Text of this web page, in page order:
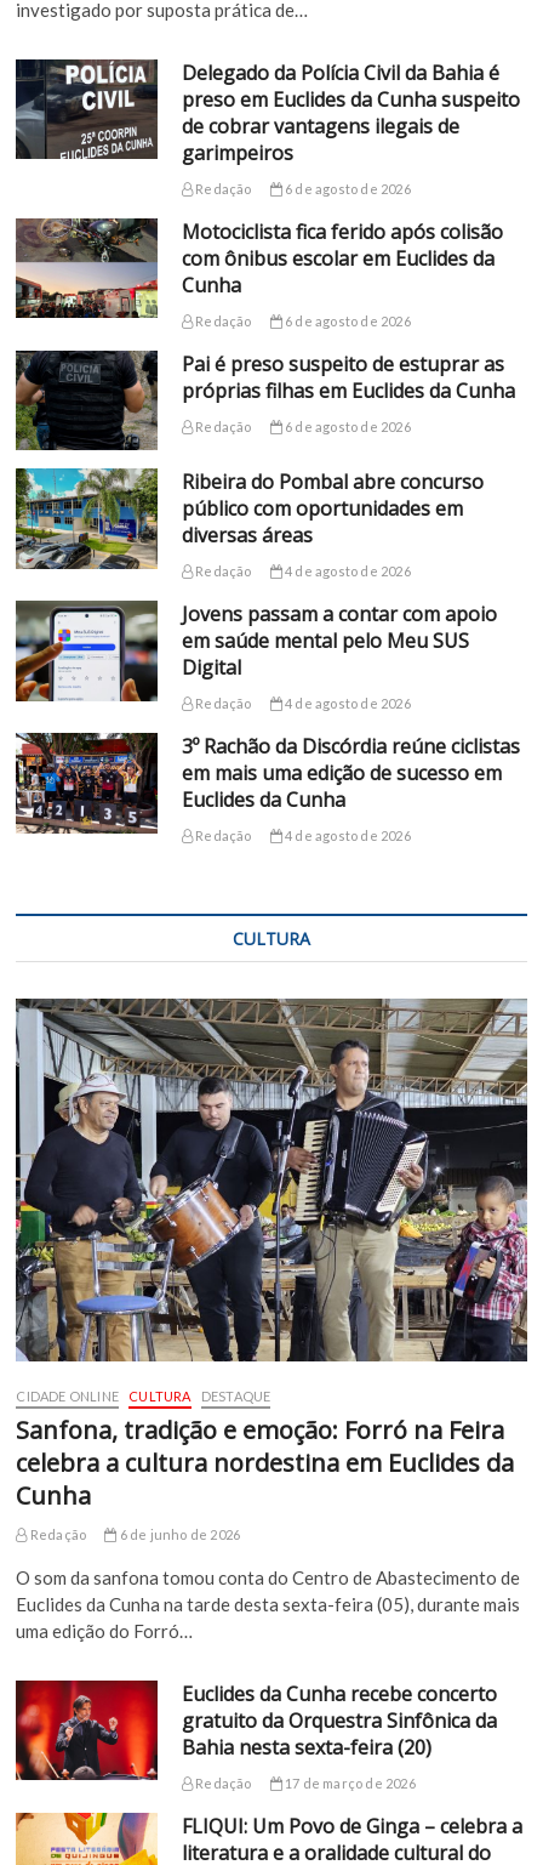
investigado por suposta prática de…
Delegado da Polícia Civil da Bahia é
preso em Euclides da Cunha suspeito
de cobrar vantagens ilegais de
garimpeiros
Redação 6 de agosto de 2026
Motociclista fica ferido após colisão
com ônibus escolar em Euclides da
Cunha
Redação 6 de agosto de 2026
Pai é preso suspeito de estuprar as
próprias filhas em Euclides da Cunha
Redação 6 de agosto de 2026
Ribeira do Pombal abre concurso
público com oportunidades em
diversas áreas
Redação 4 de agosto de 2026
Jovens passam a contar com apoio
em saúde mental pelo Meu SUS
Digital
Redação 4 de agosto de 2026
3º Rachão da Discórdia reúne ciclistas
em mais uma edição de sucesso em
Euclides da Cunha
Redação 4 de agosto de 2026
CULTURA
CIDADE ONLINE CULTURA DESTAQUE
Sanfona, tradição e emoção: Forró na Feira
celebra a cultura nordestina em Euclides da
Cunha
Redação 6 de junho de 2026
O som da sanfona tomou conta do Centro de Abastecimento de
Euclides da Cunha na tarde desta sexta-feira (05), durante mais
uma edição do Forró…
Euclides da Cunha recebe concerto
gratuito da Orquestra Sinfônica da
Bahia nesta sexta-feira (20)
Redação 17 de março de 2026
FLIQUI: Um Povo de Ginga – celebra a
literatura e a oralidade cultural do